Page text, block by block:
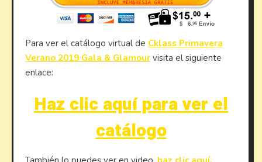
Para ver el catálogo virtual de Cklass Primavera
Verano 2019 Gala & Glamour visita el siguiente
enlace:
Haz clic aquí para ver el
catálogo